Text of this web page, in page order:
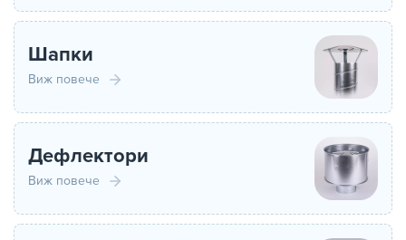
Шапки
Виж повече
Дефлектори
Виж повече